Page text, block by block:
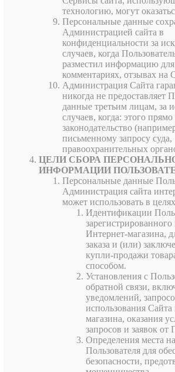
технологию, могут
Персональные данные
Администрацией сайта в
конфиденциальности за
случаев, когда
разместил информацию
комментариях, отзывах на
Администрация Сайта
никогда не предоставляет
данные третьим лицам, за
случаев, когда: этого прямо
законодательство
письменному запросу суда,
правоохранительных
ЦЕЛИ СБОРА
ИНФОРМАЦИИ
Персональные данные
Администрация сайта
может использовать в
Идентификации
зарегистрированного
Интернет-магазина,
заказа и (или)
купли-продажи
способом.
Установления с
обратной связи,
уведомлений,
использования Сайта
магазина, оказания
запросов и заявок от
Определения места
Пользователя для
безопасности,